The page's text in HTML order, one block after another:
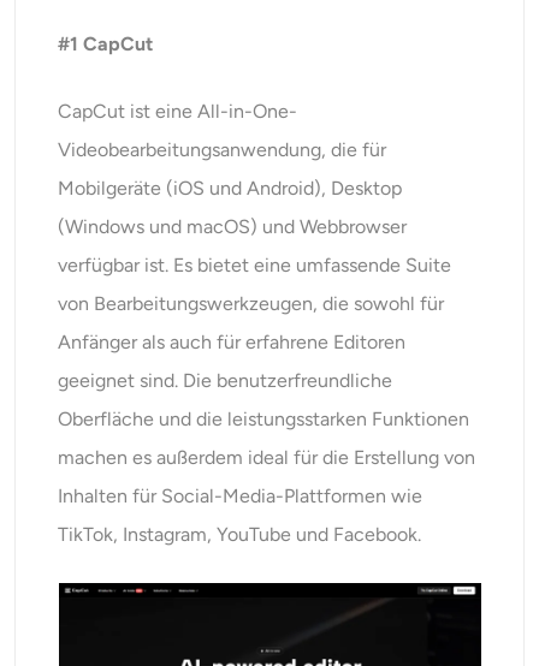
#1 CapCut
CapCut ist eine All-in-One-
Videobearbeitungsanwendung, die für
Mobilgeräte (iOS und Android), Desktop
(Windows und macOS) und Webbrowser
verfügbar ist. Es bietet eine umfassende Suite
von Bearbeitungswerkzeugen, die sowohl für
Anfänger als auch für erfahrene Editoren
geeignet sind. Die benutzerfreundliche
Oberfläche und die leistungsstarken Funktionen
machen es außerdem ideal für die Erstellung von
Inhalten für Social-Media-Plattformen wie
TikTok, Instagram, YouTube und Facebook.